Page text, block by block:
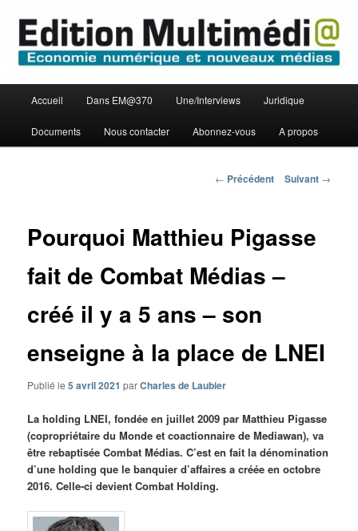
contenu
principalEdition Multimédi@
principal
Accueil Dans EM@370 Une/Interviews Juridique
Documents Nous contacter Abonnez-vous A propos
Navigation
← Précédent Suivant →
Pourquoi Matthieu Pigasse
fait de Combat Médias –
créé il y a 5 ans – son
enseigne à la place de LNEI
Publié le5 avril 2021 parCharles de Laubier
La holding LNEI, fondée en juillet 2009 par Matthieu Pigasse
(copropriétaire du Monde et coactionnaire de Mediawan), va
être rebaptisée Combat Médias. C’est en fait la dénomination
d’une holding que le banquier d’affaires a créée en octobre
2016. Celle-ci devient Combat Holding.